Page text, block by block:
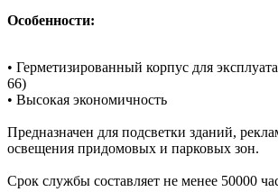
Особенности:
• Герметизированный корпус для
66)
• Высокая экономичность
Предназначен для подсветки зданий,
освещения придомовых и парковых зон.
Срок службы составляет не менее 50000